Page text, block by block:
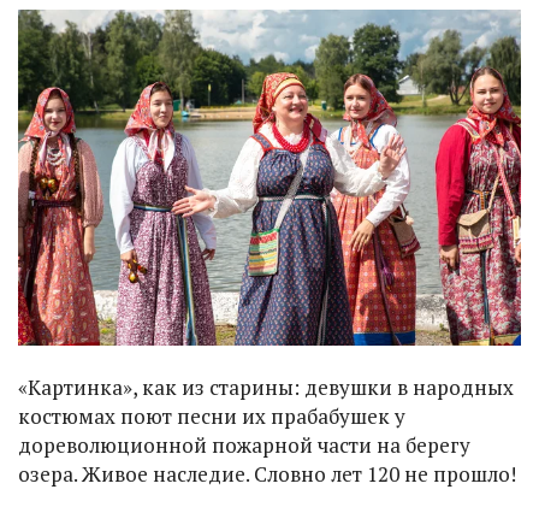
«Картинка», как из старины: девушки в народных
костюмах поют песни их прабабушек у
дореволюционной пожарной части на берегу
озера. Живое наследие. Словно лет 120 не прошло!